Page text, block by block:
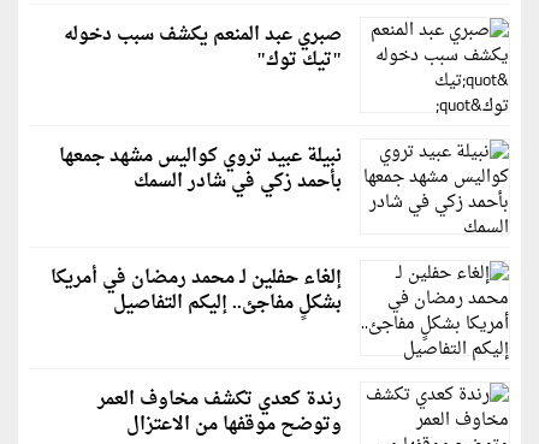
صبري عبد المنعم يكشف سبب دخوله
"تيك توك"
نبيلة عبيد تروي كواليس مشهد جمعها
بأحمد زكي في شادر السمك
إلغاء حفلين لـ محمد رمضان في أمريكا
بشكلٍ مفاجئ.. إليكم التفاصيل
رندة كعدي تكشف مخاوف العمر
وتوضح موقفها من الاعتزال